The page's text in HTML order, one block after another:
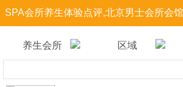
SPA会所养生体验点评,北京男士会所会
养生会所 区域